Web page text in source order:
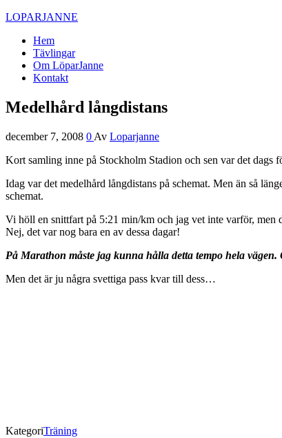
LOPARJANNE
Hem
Tävlingar
Om LöparJanne
Kontakt
Medelhård långdistans
december 7, 2008 0 Av Loparjanne
Kort samling inne på Stockholm Stadion och sen var det dags
Idag var det medelhård långdistans på schemat. Men än så
schemat.
Vi höll en snittfart på 5:21 min/km och jag vet inte varför, men
Nej, det var nog bara en av dessa dagar!
På Marathon måste jag kunna hålla detta tempo hela
Men det är ju några svettiga pass kvar till dess…
KategoriTräning